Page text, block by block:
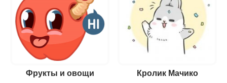
Фрукты и овощи Кролик Мачико